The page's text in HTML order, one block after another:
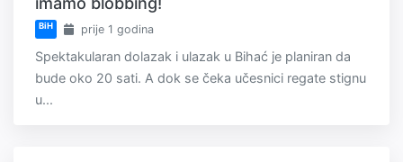
BiH prije 1 godina
Spektakularan dolazak i ulazak u Bihać je planiran da
bude oko 20 sati. A dok se čeka učesnici regate stignu
u...